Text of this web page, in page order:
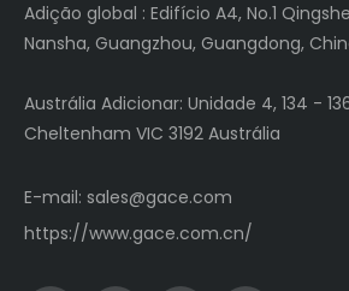
Adição global : Edifício A4, No.1
Nansha, Guangzhou, Guangdong,
Austrália Adicionar: Unidade 4, 134 -
Cheltenham VIC 3192 Austrália
E-mail: sales@gace.com
https://www.gace.com.cn/